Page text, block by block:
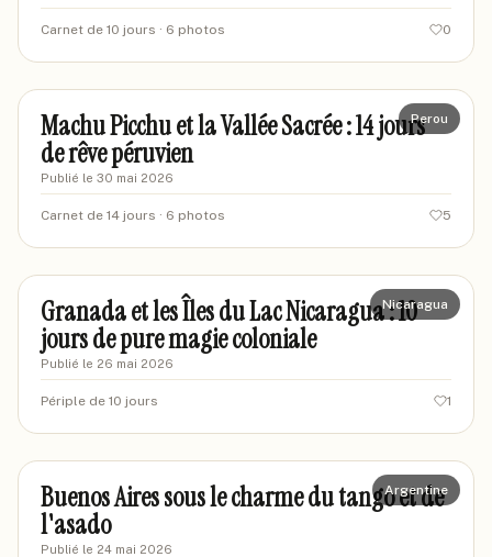
Carnet de 10 jours · 6 photos 0
marinevoyages
Perou
Machu Picchu et la Vallée Sacrée : 14 jours
de rêve péruvien
Publié le 30 mai 2026
Carnet de 14 jours · 6 photos 5
sophievoyageuse
Nicaragua
Granada et les Îles du Lac Nicaragua : 10
jours de pure magie coloniale
Publié le 26 mai 2026
Périple de 10 jours 1
mariebuenosaires
Argentine
Buenos Aires sous le charme du tango et de
l'asado
Publié le 24 mai 2026